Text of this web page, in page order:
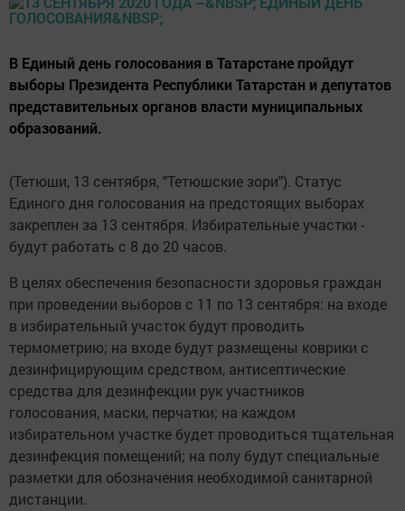
В Единый день голосования в ­Татарстане пройдут
выборы Президента Республики ­Татарстан и депутатов
представительных органов власти муниципальных
образований.
(Тетюши, 13 сентября, "Тетюшские зори"). Статус
Единого дня голосования на предстоящих выборах
закреплен за 13 сентября. Избирательные участки ­
будут работать с 8 до 20 часов.
В целях обеспечения безопасности ­здоровья граждан
при проведении выборов с 11 по 13 сентяб­ря: на входе
в избирательный участок будут проводить
термометрию; на входе будут размещены коврики с
дезинфицирующим средством, антисептические
средства для дезинфекции рук участников
голосования, маски, перчатки; на каждом
избирательном участке будет проводиться тщательная
дезинфекция помещений; на полу будут специальные
разметки для обозначения необходимой ­санитарной
дистанции.